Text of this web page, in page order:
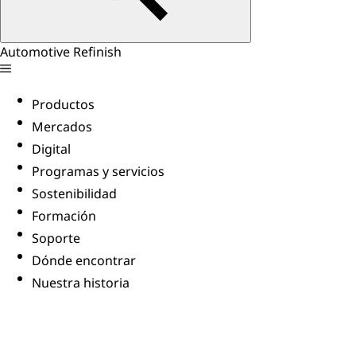
Automotive Refinish
Productos
Mercados
Digital
Programas y servicios
Sostenibilidad
Formación
Soporte
Dónde encontrar
Nuestra historia